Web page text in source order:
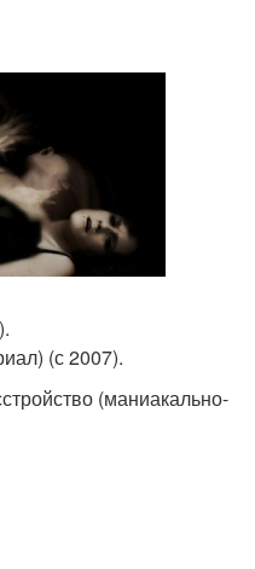
(с 2007).
(маниакально-